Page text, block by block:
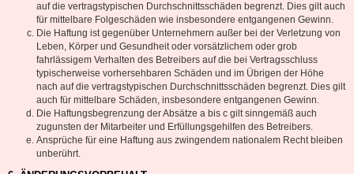
auf die vertragstypischen Durchschnittsschäden begrenzt. Dies gilt auch
für mittelbare Folgeschäden wie insbesondere entgangenen Gewinn.
Die Haftung ist gegenüber Unternehmern außer bei der Verletzung von
Leben, Körper und Gesundheit oder vorsätzlichem oder grob
fahrlässigem Verhalten des Betreibers auf die bei Vertragsschluss
typischerweise vorhersehbaren Schäden und im Übrigen der Höhe
nach auf die vertragstypischen Durchschnittsschäden begrenzt. Dies gilt
auch für mittelbare Schäden, insbesondere entgangenen Gewinn.
Die Haftungsbegrenzung der Absätze a bis c gilt sinngemäß auch
zugunsten der Mitarbeiter und Erfüllungsgehilfen des Betreibers.
Ansprüche für eine Haftung aus zwingendem nationalem Recht bleiben
unberührt.